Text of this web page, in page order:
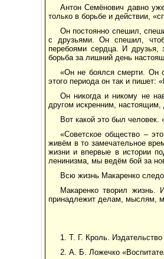
Антон Семёнович давно
только в борьбе и действии,
Он постоянно спешил,
с друзьями. Он спешил,
перебоями сердца. И друзья,
борьба за лишний день
«Он не боялся смерти. Он
этого периода он так и пишет:
Он никогда и никому не
другом искренним, настоящим,
Вот какой это был
«Советское общество –
живём в то замечательное
жизни и впервые в истории
ленинизма, мы ведём бой за
Всю жизнь Макаренко
Макаренко творил
принадлежит делам, мыслям,
1. Т. Г. Кроль.
2. А. Б. Ложечко